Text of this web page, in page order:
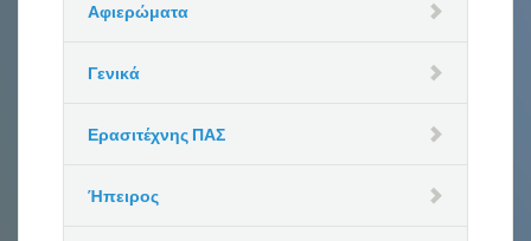
Αφιερώματα
Γενικά
Ερασιτέχνης ΠΑΣ
Ήπειρος